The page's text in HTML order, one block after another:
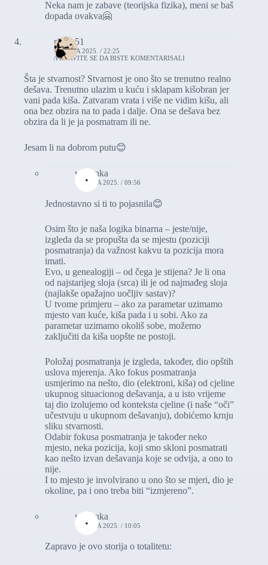
Neka nam je zabave (teorijska fizika), meni se baš
dopada ovakva🤗
rikica51
17. JULA 2025. / 22:25
PRIJAVITE SE DA BISTE KOMENTARISALI
Šta je stvarnost? Stvarnost je ono što se trenutno realno
dešava. Trenutno ulazim u kuću i sklapam kišobran jer
vani pada kiša. Zatvaram vrata i više ne vidim kišu, ali
ona bez obzira na to pada i dalje. Ona se dešava bez
obzira da li je ja posmatram ili ne.
Jesam li na dobrom putu😊
vasionka
18. JULA 2025. / 09:56
Jednostavno si ti to pojasnila😊
Osim što je naša logika binarna – jeste/nije,
izgleda da se propušta da se mjestu (poziciji
posmatranja) da važnost kakvu ta pozicija mora
imati.
Evo, u genealogiji – od čega je stijena? Je li ona
od najstarijeg sloja (srca) ili je od najmađeg sloja
(najlakše opažajno uočljiv sastav)?
U tvome primjeru – ako za parametar uzimamo
mjesto van kuće, kiša pada i u sobi. Ako za
parametar uzimamo okoliš sobe, možemo
zaključiti da kiša uopšte ne postoji.
Položaj posmatranja je izgleda, također, dio opštih
uslova mjerenja. Ako fokus posmatranja
usmjerimo na nešto, dio (elektroni, kiša) od cjeline
ukupnog situacionog dešavanja, a u isto vrijeme
taj dio izolujemo od konteksta cjeline (i naše “oči”
učestvuju u ukupnom dešavanju), dobićemo krnju
sliku stvarnosti.
Odabir fokusa posmatranja je također neko
mjesto, neka pozicija, koji smo skloni posmatrati
kao nešto izvan dešavanja koje se odvija, a ono to
nije.
I to mjesto je involvirano u ono što se mjeri, dio je
okoline, pa i ono treba biti “izmjereno”.
vasionka
18. JULA 2025. / 10:05
Zapravo je ovo storija o totalitetu: